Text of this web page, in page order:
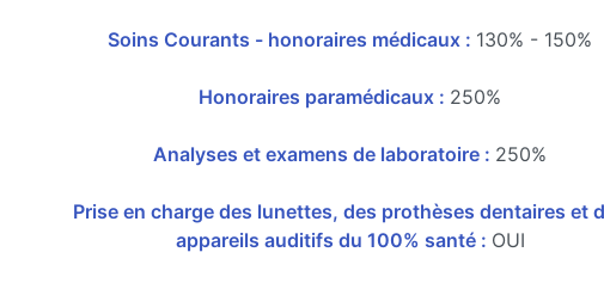
Soins Courants - honoraires médicaux : 130% - 150%
Honoraires paramédicaux : 250%
Analyses et examens de laboratoire : 250%
Prise en charge des lunettes, des prothèses dentaires et
appareils auditifs du 100% santé : OUI